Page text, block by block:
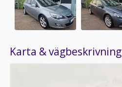
Karta & vägbeskrivning